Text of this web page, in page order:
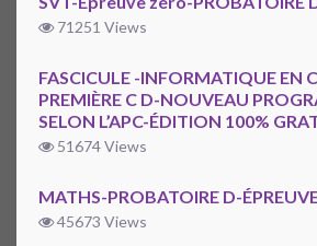
71251 Views
FASCICULE -INFORMATIQUE EN
PREMIÈRE C D-NOUVEAU
SELON L’APC-ÉDITION 100%
51674 Views
MATHS-PROBATOIRE D-
45673 Views